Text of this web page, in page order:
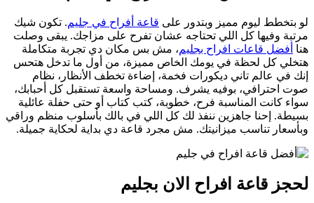
لو بتخطط ليوم مميز وبتدور على قاعة أفراح في جليم. تكون شيك
مرتبة وفيها كل اللي تحتاجه عشان تفرح على مزاجك. يبقى وصلت
هنا أفضل قاعات افراح بجليم، مش بس مكان دي تجربة متكاملة
هتخلي كل لحظة في يومك الخاص مميزة، من أول ما تدخل هتحس
إنك في عالم تاني ديكورات فخمة، إضاءة تخطف الأنظار، نظام
صوت احترافي، بوفيه يشرف. ومساحة واسعة تستقبل كل أحبابك،
سواء كانت المناسبة فرح، خطوبة، كتب كتاب أو حتى حفلة عائلية
بسيطة. إحنا جاهزين ننفذ لك كل اللي في بالك بأسلوب منظم وراقي
وبأسعار تناسب ميزانيتك. مش مجرد قاعة دي بداية لحكاية جميلة.
لحجز قاعة افراح الان بجليم